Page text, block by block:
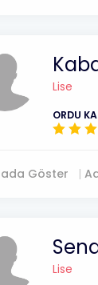
Lise
ORDU
Göster
Lise